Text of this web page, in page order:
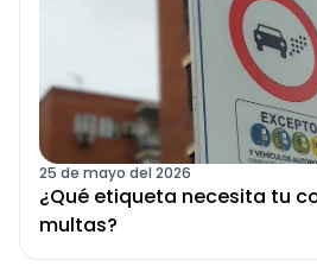
25 de mayo del 2026
¿Qué etiqueta necesita tu
multas?